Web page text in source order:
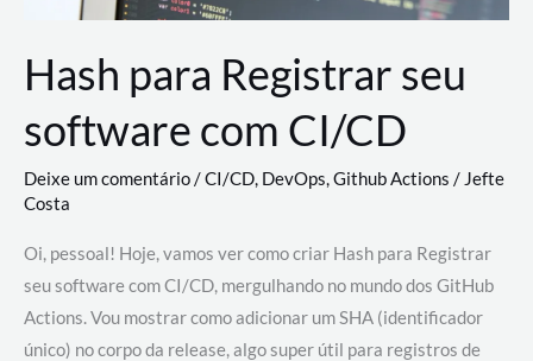
Hash para Registrar seu
software com CI/CD
Deixe um comentário/CI/CD, DevOps,Github Actions /Jefte
Costa
Oi, pessoal! Hoje, vamos ver como criar Hash para Registrar
seu software com CI/CD, mergulhando no mundo dos GitHub
Actions. Vou mostrar como adicionar um SHA (identificador
único) no corpo da release, algo super útil para registros de